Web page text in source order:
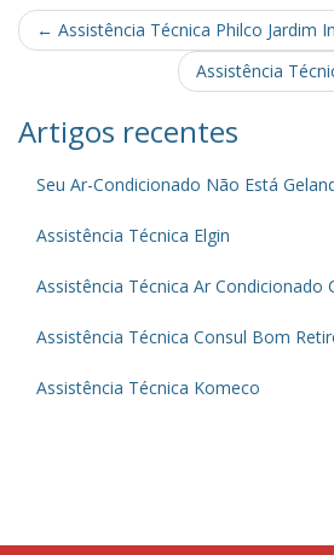
Post
navigation
← Assistência Técnica Philco Jardim
Assistência
Artigos recentes
Seu Ar-Condicionado Não Está
Assistência Técnica Elgin
Assistência Técnica Ar Condicionado
Assistência Técnica Consul Bom
Assistência Técnica Komeco